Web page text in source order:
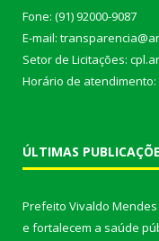
Fone: (91) 92000-9087
E-mail:
Setor de Licitações:
Horário de atendimento:
ÚLTIMAS
Prefeito Vivaldo
e fortalecem a saúde